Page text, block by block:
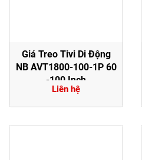
Giá Treo Tivi Di Động
NB AVT1800-100-1P 60
-100 Inch
Liên hệ